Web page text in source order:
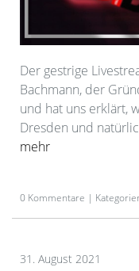
Der gestrige
Bachmann, der
und hat uns erklärt,
Dresden und
mehr
0 Kommentare |
31. August 2021